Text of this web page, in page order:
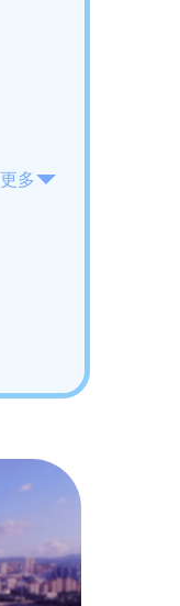
更多